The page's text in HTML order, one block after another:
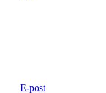
E-post